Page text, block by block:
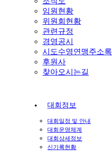
임원현황
위원회현황
관련규정
경영공시
시도수영연맹주소록
후원사
찾아오시는길
대회정보
대회일정 및 안내
대회운영체계
대회상세정보
신기록현황